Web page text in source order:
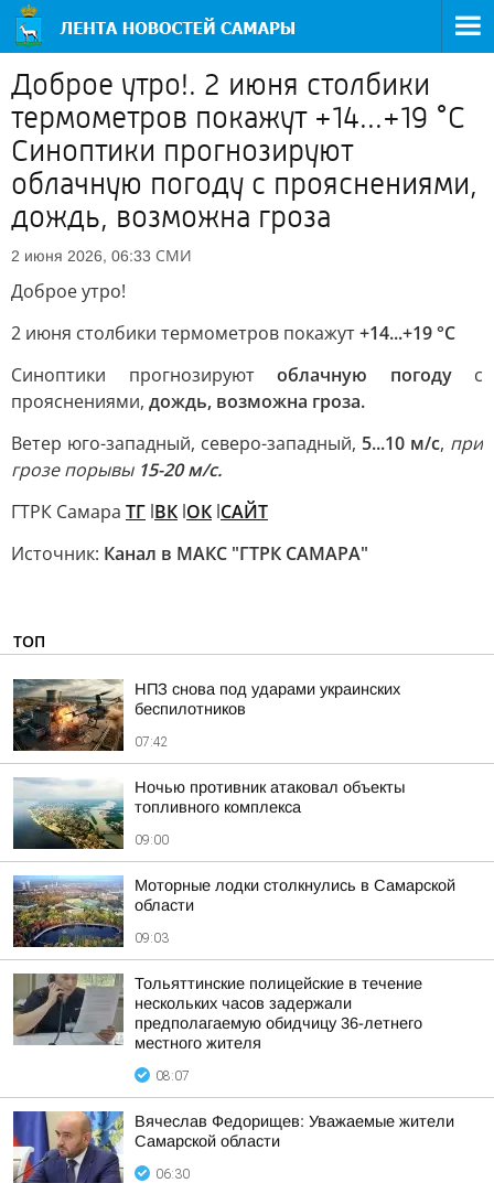
Доброе утро!. 2 июня столбики
термометров покажут +14...+19 °C
Синоптики прогнозируют
облачную погоду с прояснениями,
дождь, возможна гроза
2 июня 2026, 06:33 СМИ
Доброе утро!
2 июня столбики термометров покажут+14...+19 °C
Синоптики прогнозируют облачную погоду с
прояснениями, дождь, возможна гроза.
Ветер юго-западный, северо-западный, 5...10 м/с, при
грозе порывы15-20 м/с.
ГТРК Самара ТГ lВК lОК lСАЙТ
Источник: Канал в МАКС "ГТРК САМАРА"
ТОП
НПЗ снова под ударами украинских
беспилотников
07:42
Ночью противник атаковал объекты
топливного комплекса
09:00
Моторные лодки столкнулись в Самарской
области
09:03
Тольяттинские полицейские в течение
нескольких часов задержали
предполагаемую обидчицу 36-летнего
местного жителя
08:07
Вячеслав Федорищев: Уважаемые жители
Самарской области
06:30